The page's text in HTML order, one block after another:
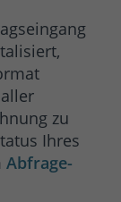
zu
Ihres
Abfrage-